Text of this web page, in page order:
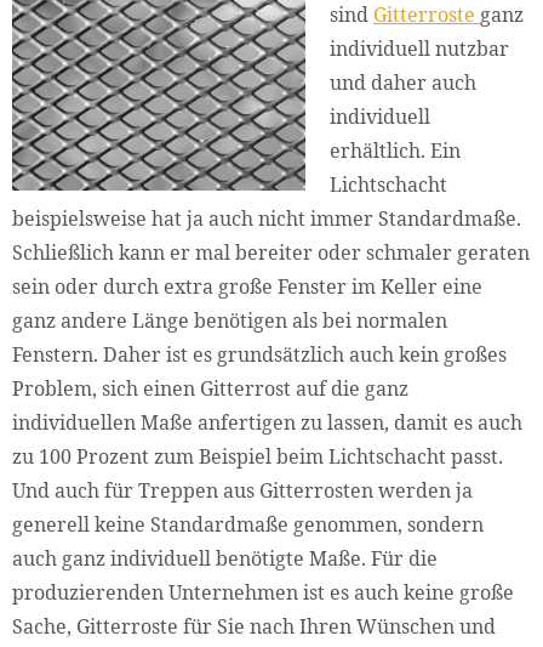
sind Gitterroste ganz
individuell nutzbar
und daher auch
individuell
erhältlich. Ein
Lichtschacht
beispielsweise hat ja auch nicht immer Standardmaße.
Schließlich kann er mal bereiter oder schmaler geraten
sein oder durch extra große Fenster im Keller eine
ganz andere Länge benötigen als bei normalen
Fenstern. Daher ist es grundsätzlich auch kein großes
Problem, sich einen Gitterrost auf die ganz
individuellen Maße anfertigen zu lassen, damit es auch
zu 100 Prozent zum Beispiel beim Lichtschacht passt.
Und auch für Treppen aus Gitterrosten werden ja
generell keine Standardmaße genommen, sondern
auch ganz individuell benötigte Maße. Für die
produzierenden Unternehmen ist es auch keine große
Sache, Gitterroste für Sie nach Ihren Wünschen und